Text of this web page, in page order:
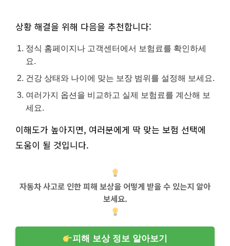
상황 해결을 위해 다음을 추천합니다:
정식 홈페이지나 고객센터에서 보험료를 확인하세
요.
건강 상태와 나이에 맞는 보장 범위를 설정해 보세요.
여러가지 옵션을 비교하고 실제 보험료를 계산해 보
세요.
이해도가 높아지면, 여러분에게 딱 맞는 보험 선택에
도움이 될 것입니다.
자동차 사고로 인한 피해 보상을 어떻게 받을 수 있는지 알아
보세요.
피해 보상 정보 알아보기